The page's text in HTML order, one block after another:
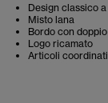
Design classico
Misto lana
Bordo con
Logo ricamato
Articoli